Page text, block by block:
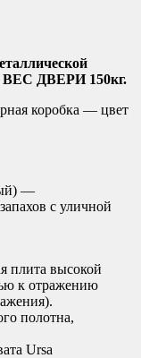
ВЕС ДВЕРИ 150кг.
коробка — цвет
—
с уличной
плита высокой
к отражению
полотна,
Ursa